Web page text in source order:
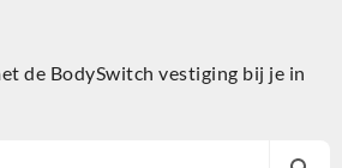
de BodySwitch vestiging bij je in